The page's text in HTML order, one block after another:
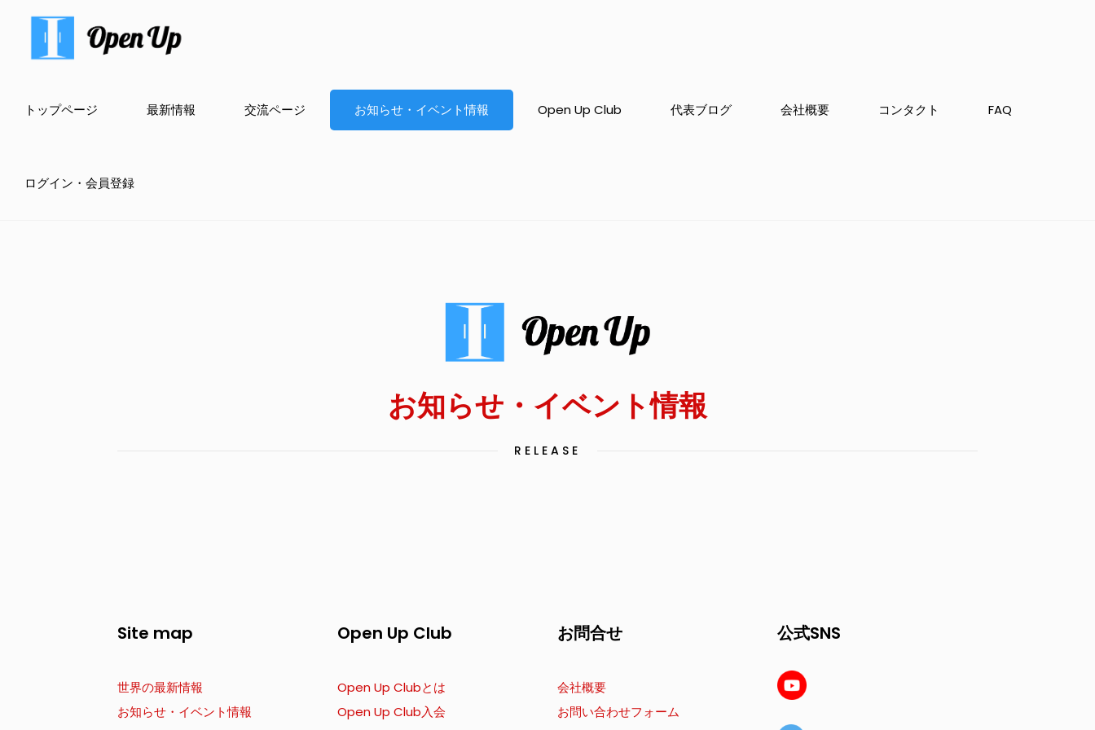
トップページ 最新情報 交流ページ お知らせ・イベント情報 Open Up Club 代表ブログ 会社概要 コンタクト FAQ
ログイン・会員登録
お知らせ・イベント情報
RELEASE
Site map
世界の最新情報
お知らせ・イベント情報
Open Up Club
Open Up Clubとは
Open Up Club入会
お問合せ
会社概要
お問い合わせフォーム
公式SNS